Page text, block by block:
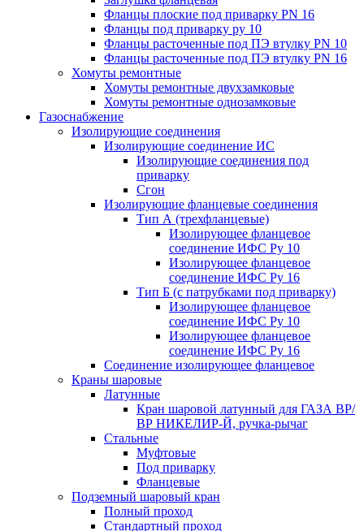
Фланцы плоские под приварку PN 16
Фланцы под приварку ру 10
Фланцы расточенные под ПЭ втулку PN 10
Фланцы расточенные под ПЭ втулку PN 16
Хомуты ремонтные
Хомуты ремонтные двухзамковые
Хомуты ремонтные однозамковые
Газоснабжение
Изолирующие соединения
Изолирующие соединение ИС
Изолирующие соединения под
приварку
Сгон
Изолирующие фланцевые соединения
Тип А (трехфланцевые)
Изолирующее фланцевое
соединение ИФС Ру 10
Изолирующее фланцевое
соединение ИФС Ру 16
Тип Б (с патрубками под приварку)
Изолирующее фланцевое
соединение ИФС Ру 10
Изолирующее фланцевое
соединение ИФС Ру 16
Соединение изолирующее фланцевое
Краны шаровые
Латунные
Кран шаровой латунный для ГАЗА ВР/
ВР НИКЕЛИР-Й, ручка-рычаг
Стальные
Муфтовые
Под приварку
Фланцевые
Подземный шаровый кран
Полный проход
Стандартный проход